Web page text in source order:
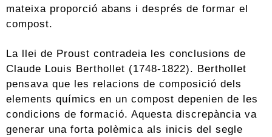
mateixa proporció abans i després de formar el
compost.
La llei de Proust contradeia les conclusions de
Claude Louis Berthollet (1748-1822). Berthollet
pensava que les relacions de composició dels
elements químics en un compost depenien de les
condicions de formació. Aquesta discrepància va
generar una forta polèmica als inicis del segle